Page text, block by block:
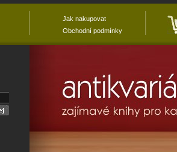
Jak nakupovat
Obchodní podmínky